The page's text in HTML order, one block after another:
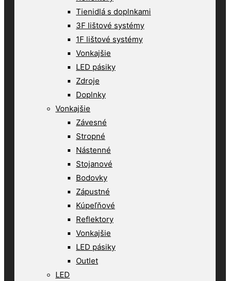
Tienidlá s doplnkami
3F lištové systémy
1F lištové systémy
Vonkajšie
LED pásiky
Zdroje
Doplnky
Vonkajšie
Závesné
Stropné
Nástenné
Stojanové
Bodovky
Zápustné
Kúpeľňové
Reflektory
Vonkajšie
LED pásiky
Outlet
LED